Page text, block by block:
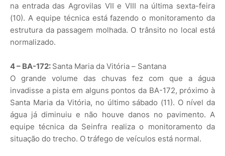
na entrada das Agrovilas VII e VIII na última sexta-feira
(10). A equipe técnica está fazendo o monitoramento da
estrutura da passagem molhada. O trânsito no local está
normalizado.
4 – BA-172: Santa Maria da Vitória – Santana
O grande volume das chuvas fez com que a água
invadisse a pista em alguns pontos da BA-172, próximo à
Santa Maria da Vitória, no último sábado (11). O nível da
água já diminuiu e não houve danos no pavimento. A
equipe técnica da Seinfra realiza o monitoramento da
situação do trecho. O tráfego de veículos está normal.